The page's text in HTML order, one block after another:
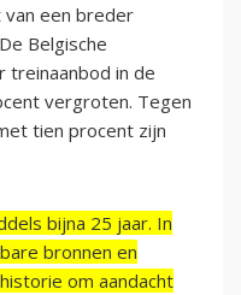
van een breder
Belgische
treinaanbod in de
vergroten. Tegen
tien procent zijn
bijna 25 jaar. In
bronnen en
om aandacht